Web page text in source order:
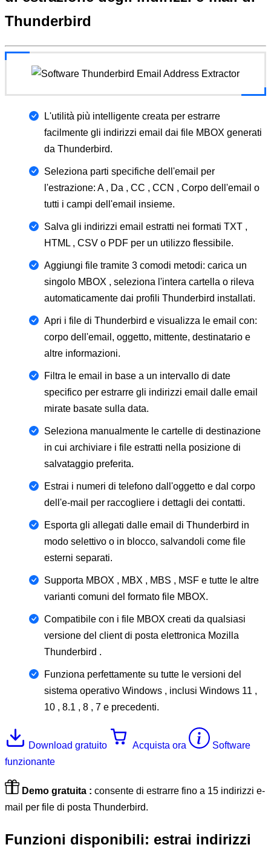
Thunderbird
L'utilità più intelligente creata per estrarre
facilmente gli indirizzi email dai file MBOX generati
da Thunderbird.
Seleziona parti specifiche dell'email per
l'estrazione: A , Da , CC , CCN , Corpo dell'email o
tutti i campi dell'email insieme.
Salva gli indirizzi email estratti nei formati TXT ,
HTML , CSV o PDF per un utilizzo flessibile.
Aggiungi file tramite 3 comodi metodi: carica un
singolo MBOX , seleziona l'intera cartella o rileva
automaticamente dai profili Thunderbird installati.
Apri i file di Thunderbird e visualizza le email con:
corpo dell'email, oggetto, mittente, destinatario e
altre informazioni.
Filtra le email in base a un intervallo di date
specifico per estrarre gli indirizzi email dalle email
mirate basate sulla data.
Seleziona manualmente le cartelle di destinazione
in cui archiviare i file estratti nella posizione di
salvataggio preferita.
Estrai i numeri di telefono dall'oggetto e dal corpo
dell'e-mail per raccogliere i dettagli dei contatti.
Esporta gli allegati dalle email di Thunderbird in
modo selettivo o in blocco, salvandoli come file
esterni separati.
Supporta MBOX , MBX , MBS , MSF e tutte le altre
varianti comuni del formato file MBOX.
Compatibile con i file MBOX creati da qualsiasi
versione del client di posta elettronica Mozilla
Thunderbird .
Funziona perfettamente su tutte le versioni del
sistema operativo Windows , inclusi Windows 11 ,
10 , 8.1 , 8 , 7 e precedenti.
Download gratuito Acquista ora
Software
funzionante
Demo gratuita : consente di estrarre fino a 15 indirizzi e-
mail per file di posta Thunderbird.
Funzioni disponibili: estrai indirizzi